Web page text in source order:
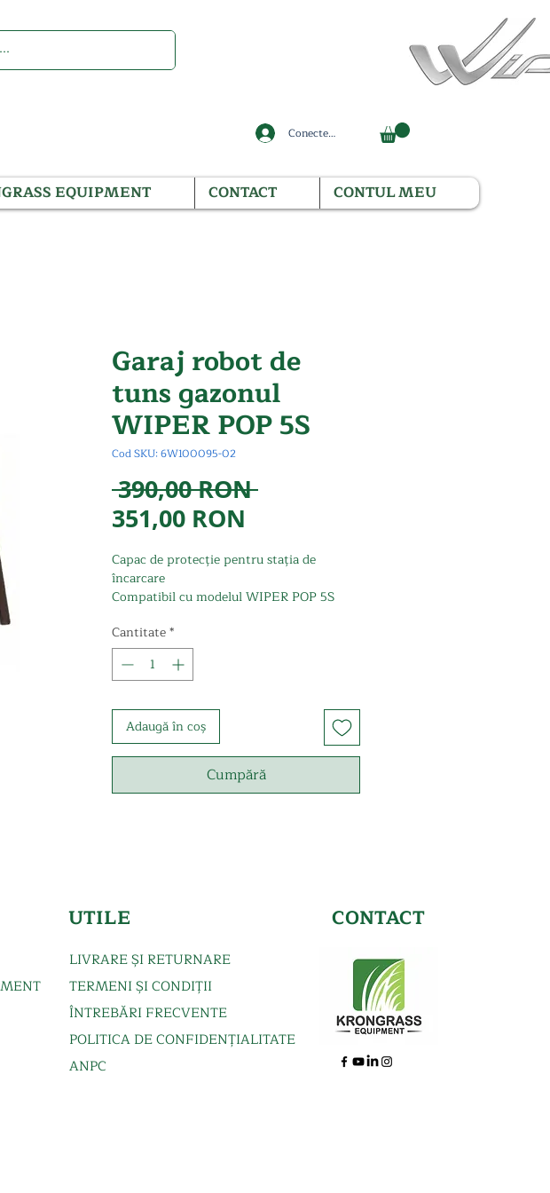
Conectează-te
EQUIPMENT CONTACT CONTUL MEU
Garaj robot de
tuns gazonul
WIPER POP 5S
Cod SKU: 6W100095-02
390,00 RON Preț
351,00 RON
redus
Capac de protecție pentru stația de
încarcare
Compatibil cu modelul WIPER POP 5S
Cantitate*
Adaugă în coș
Cumpără
T
UTILE
LIVRARE ȘI RETURNARE
TERMENI ȘI CONDIȚII
ÎNTREBĂRI FRECVENTE
POLITICA DE CONFIDENȚIALITATE
ANPC
CONTACT